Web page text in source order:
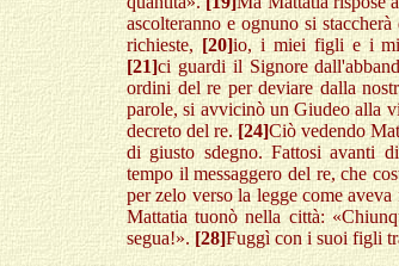
ascolteranno e ognuno si
richieste, [20]io, i miei figli e i
[21]ci guardi il Signore
ordini del re per deviare dalla
parole, si avvicinò un Giudeo alla
decreto del re.[24]Ciò vedendo
di giusto sdegno. Fattosi avanti
tempo il messaggero del re, che
per zelo verso la legge come
Mattatia tuonò nella città:
segua!». [28]Fuggì con i suoi figli